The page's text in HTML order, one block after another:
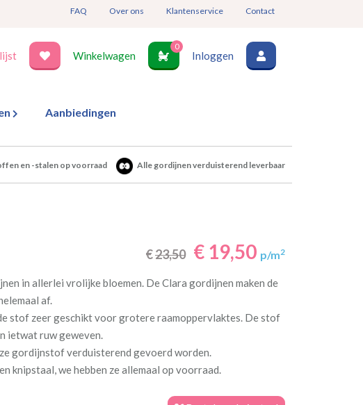
FAQ Over ons Klantenservice Contact
Winkelwagen
0
Inloggen
Aanbiedingen
en -stalen op voorraad Alle gordijnen verduisterend leverbaar
€23,50 € 19,50 p/m2
in allerlei vrolijke bloemen. De Clara gordijnen maken de
af.
stof zeer geschikt voor grotere raamoppervlaktes. De stof
ietwat ruw geweven.
gordijnstof verduisterend gevoerd worden.
knipstaal, we hebben ze allemaal op voorraad.